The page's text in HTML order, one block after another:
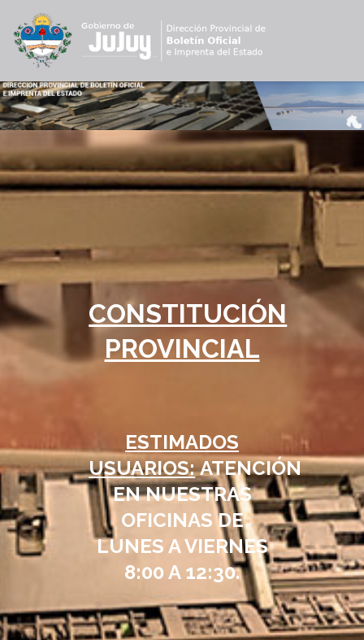
CONSTITUCIÓN
PROVINCIAL
ESTIMADOS
USUARIOS:ATENCIÓN
EN NUESTRAS
OFICINAS DE
LUNES A VIERNES
8:00 A 12:30.